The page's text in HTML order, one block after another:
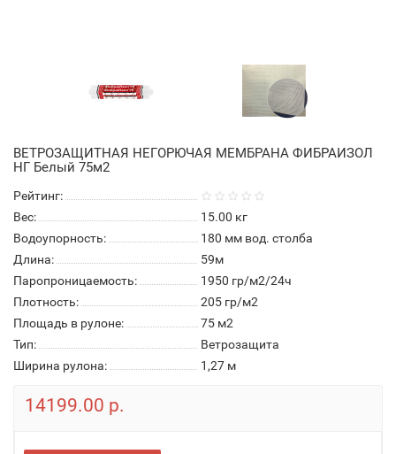
ВЕТРОЗАЩИТНАЯ НЕГОРЮЧАЯ МЕМБРАНА ФИБРАИЗОЛ
НГ Белый 75м2
Рейтинг:
Вес:
15.00 кг
Водоупорность:
180 мм вод. столба
Длина:
59м
Паропроницаемость:
1950 гр/м2/24ч
Плотность:
205 гр/м2
Площадь в рулоне:
75 м2
Тип:
Ветрозащита
Ширина рулона:
1,27 м
14199.00 р.